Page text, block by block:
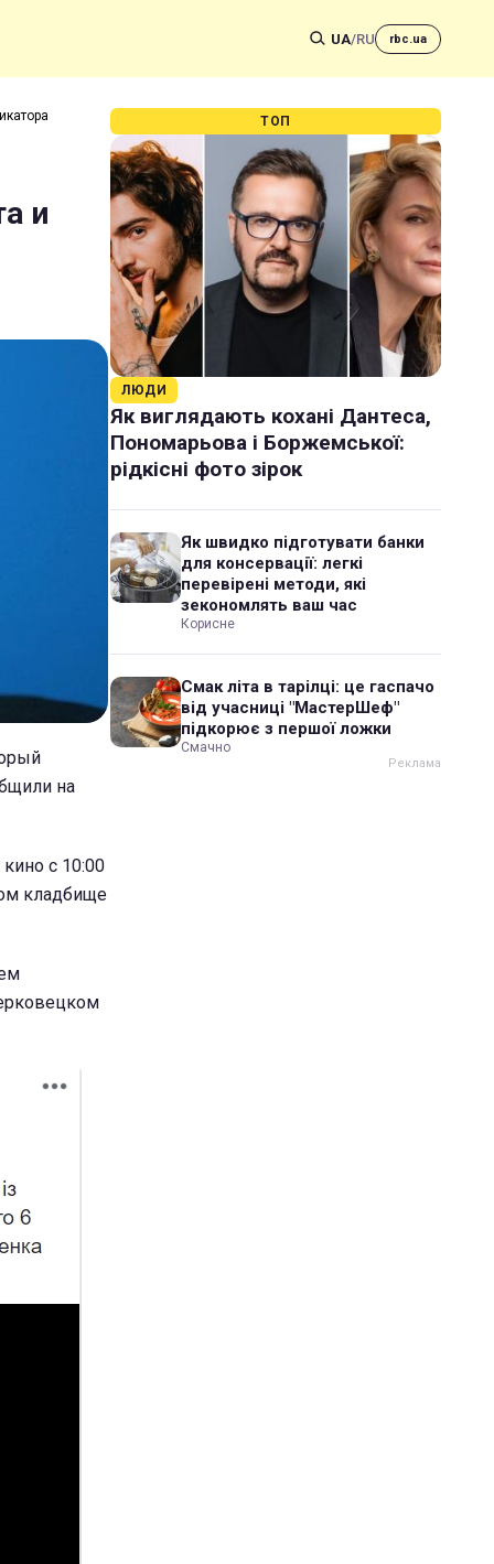
UA/RU rbc.ua
и
на
с 10:00
кладбище
ТОП
ЛЮДИ
Як виглядають кохані Дантеса,
Пономарьова і Боржемської:
рідкісні фото зірок
Як швидко підготувати банки
для консервації: легкі
перевірені методи, які
зекономлять ваш час
Корисне
Смак літа в тарілці: це гаспачо
від учасниці "МастерШеф"
підкорює з першої ложки
Смачно